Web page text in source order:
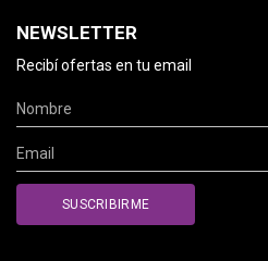
NEWSLETTER
Recibí ofertas en tu email